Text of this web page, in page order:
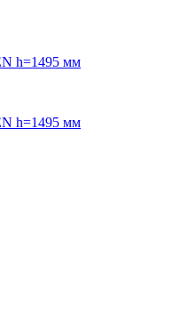
h=1495 мм
h=1495 мм